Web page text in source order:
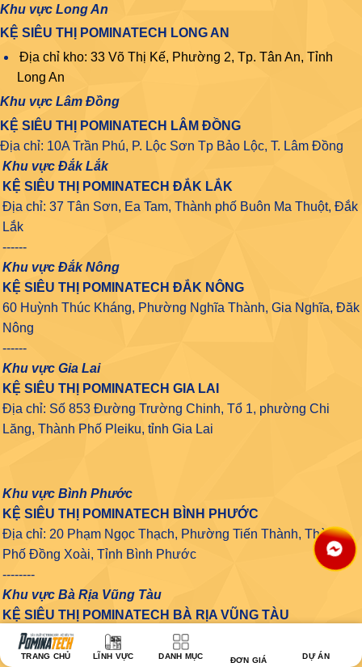
Khu vực Long An
KỆ SIÊU THỊ POMINATECH LONG AN
Địa chỉ kho: 33 Võ Thị Kế, Phường 2, Tp. Tân An, Tỉnh
Long An
Khu vực Lâm Đồng
KỆ SIÊU THỊ POMINATECH LÂM ĐỒNG
Địa chỉ: 10A Trần Phú, P. Lộc Sơn Tp Bảo Lộc, T. Lâm Đồng
Khu vực Đắk Lắk
KỆ SIÊU THỊ POMINATECH ĐẮK LẮK
Địa chỉ: 37 Tân Sơn, Ea Tam, Thành phố Buôn Ma Thuột, Đắk
Lắk
------
Khu vực Đắk Nông
KỆ SIÊU THỊ POMINATECH ĐẮK NÔNG
60 Huỳnh Thúc Kháng, Phường Nghĩa Thành, Gia Nghĩa, Đăk
Nông
------
Khu vực Gia Lai
KỆ SIÊU THỊ POMINATECH GIA LAI
Địa chỉ: Số 853 Đường Trường Chinh, Tổ 1, phường Chi
Lăng, Thành Phố Pleiku, tỉnh Gia Lai
Khu vực Bình Phước
KỆ SIÊU THỊ POMINATECH BÌNH PHƯỚC
Địa chỉ: 20 Phạm Ngọc Thạch, Phường Tiến Thành, Thành
Phố Đồng Xoài, Tỉnh Bình Phước
--------
Khu vực Bà Rịa Vũng Tàu
KỆ SIÊU THỊ POMINATECH BÀ RỊA VŨNG TÀU
Địa chỉ: 350 Nguyễn An Ninh, Phường 3, Thành phố Vũng
Tầu, Bà Rịa - Vũng Tàu
TRANG CHỦ LĨNH VỰC DANH MỤC ĐƠN GIÁ DỰ ÁN